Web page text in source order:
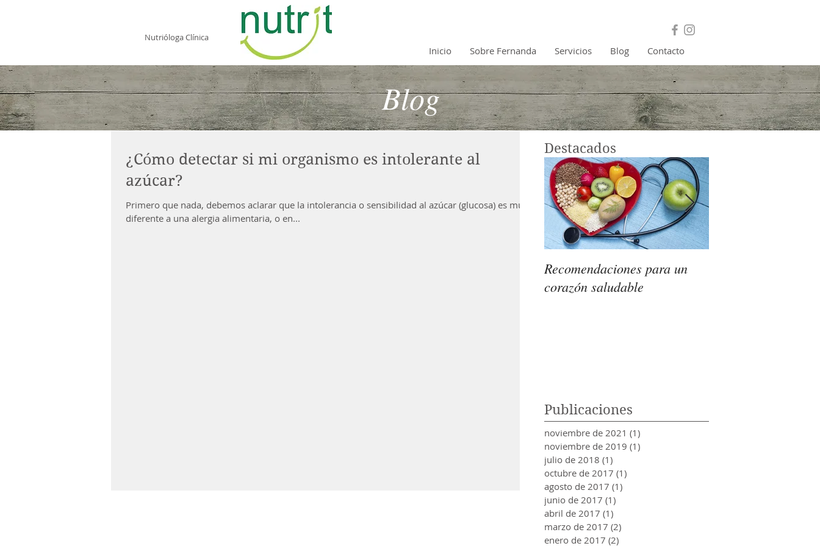
Nutrióloga Clínica
Inicio Sobre Fernanda Servicios Blog Contacto
Blog
¿Cómo detectar si mi organismo es intolerante al
azúcar?
Primero que nada, debemos aclarar que la intolerancia o sensibilidad al azúcar (glucosa) es muy
diferente a una alergia alimentaria, o en...
Destacados
Recomendaciones para un
corazón saludable
Publicaciones
noviembre de 2021 (1)
noviembre de 2019 (1)
julio de 2018 (1)
octubre de 2017 (1)
agosto de 2017 (1)
junio de 2017 (1)
abril de 2017 (1)
marzo de 2017 (2)
enero de 2017 (2)